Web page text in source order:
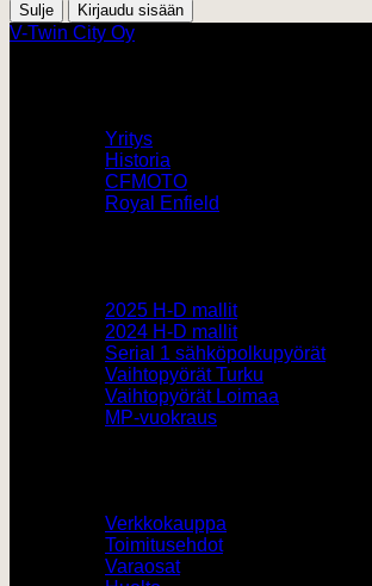
Sulje
V-Twin City Oy
Yritys
Historia
CFMOTO
Royal Enfield
2025 H-D mallit
2024 H-D mallit
Serial 1 sähköpolkupyörät
Vaihtopyörät Turku
Vaihtopyörät Loimaa
MP-vuokraus
Verkkokauppa
Toimitusehdot
Varaosat